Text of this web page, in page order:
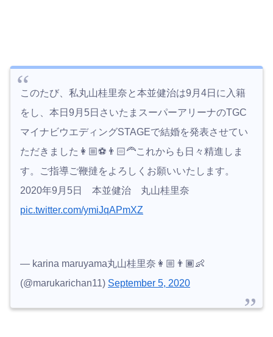
このたび、私丸山桂里奈と本並健治は9月4日に入籍
をし、本日9月5日さいたまスーパーアリーナのTGC
マイナビウエディングSTAGEで結婚を発表させてい
ただきました👩🏼⚽️👨🏻‍🦰これからも日々精進しま
す。ご指導ご鞭撻をよろしくお願いいたします。
2020年9月5日 本並健治 丸山桂里奈
pic.twitter.com/ymiJqAPmXZ
— karina maruyama丸山桂里奈👩🏼👨🏾👶
(@marukarichan11) September 5, 2020